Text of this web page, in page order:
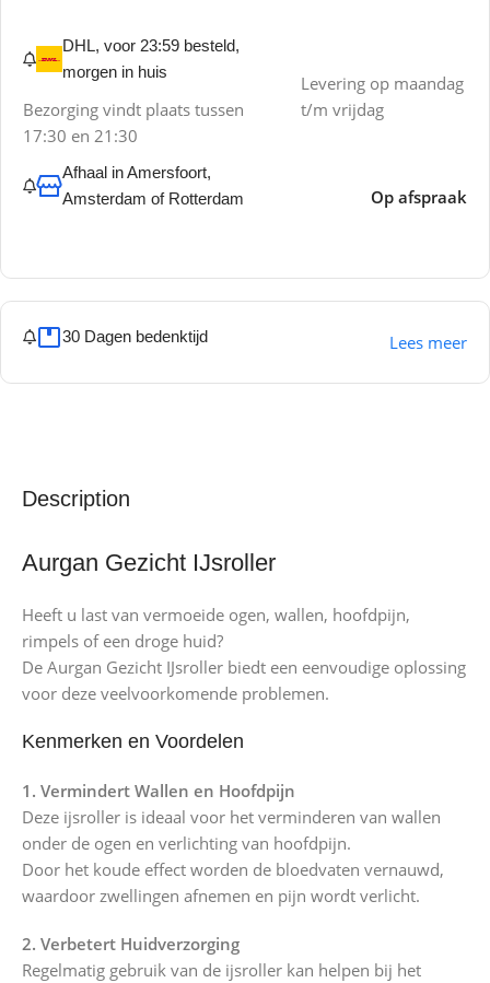
DHL, voor 23:59 besteld,
morgen in huis
Bezorging vindt plaats tussen
17:30 en 21:30
Levering op maandag
t/m vrijdag
Afhaal in Amersfoort,
Amsterdam of Rotterdam
Op afspraak
30 Dagen bedenktijd Lees meer
Description
Aurgan Gezicht IJsroller
Heeft u last van vermoeide ogen, wallen, hoofdpijn,
rimpels of een droge huid?
De Aurgan Gezicht IJsroller biedt een eenvoudige oplossing
voor deze veelvoorkomende problemen.
Kenmerken en Voordelen
1. Vermindert Wallen en Hoofdpijn
Deze ijsroller is ideaal voor het verminderen van wallen
onder de ogen en verlichting van hoofdpijn.
Door het koude effect worden de bloedvaten vernauwd,
waardoor zwellingen afnemen en pijn wordt verlicht.
2. Verbetert Huidverzorging
Regelmatig gebruik van de ijsroller kan helpen bij het